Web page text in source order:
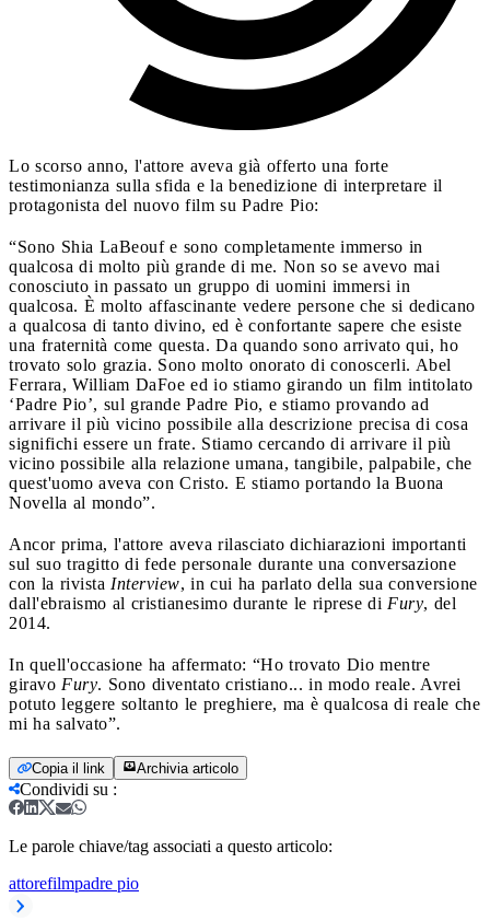
Lo scorso anno, l'attore aveva già offerto una forte
testimonianza sulla sfida e la benedizione di interpretare il
protagonista del nuovo film su Padre Pio:
“Sono Shia LaBeouf e sono completamente immerso in
qualcosa di molto più grande di me. Non so se avevo mai
conosciuto in passato un gruppo di uomini immersi in
qualcosa. È molto affascinante vedere persone che si dedicano
a qualcosa di tanto divino, ed è confortante sapere che esiste
una fraternità come questa. Da quando sono arrivato qui, ho
trovato solo grazia. Sono molto onorato di conoscerli. Abel
Ferrara, William DaFoe ed io stiamo girando un film intitolato
‘Padre Pio’, sul grande Padre Pio, e stiamo provando ad
arrivare il più vicino possibile alla descrizione precisa di cosa
significhi essere un frate. Stiamo cercando di arrivare il più
vicino possibile alla relazione umana, tangibile, palpabile, che
quest'uomo aveva con Cristo. E stiamo portando la Buona
Novella al mondo”.
Ancor prima, l'attore aveva rilasciato dichiarazioni importanti
sul suo tragitto di fede personale durante una conversazione
con la rivista Interview, in cui ha parlato della sua conversione
dall'ebraismo al cristianesimo durante le riprese di Fury, del
2014.
In quell'occasione ha affermato: “Ho trovato Dio mentre
giravo Fury. Sono diventato cristiano... in modo reale. Avrei
potuto leggere soltanto le preghiere, ma è qualcosa di reale che
mi ha salvato”.
Copia il link Archivia articolo
Condividi su :
Le parole chiave/tag associati a questo articolo:
attorefilmpadre pio